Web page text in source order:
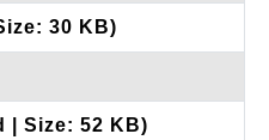
30 KB)
| Size: 52 KB)